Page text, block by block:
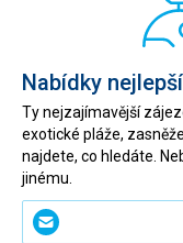
Nabídky
Ty nejzajímavější
exotické pláže,
najdete, co hledáte.
jinému.
Zadejte
svůj